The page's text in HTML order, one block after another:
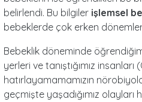
belirlendi. Bu bilgiler işlemsel
bebeklerde çok erken
Bebeklik döneminde
yerleri ve tanıştığımız
hatırlayamamamızın
geçmişte yaşadığımız